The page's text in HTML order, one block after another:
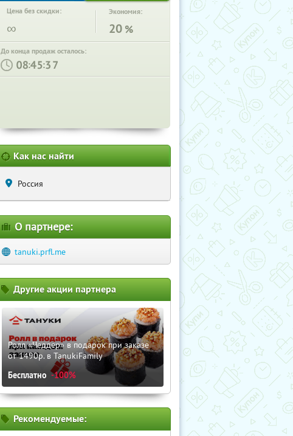
Цена без скидки:
∞
Экономия:
20 %
До конца продаж осталось:
: :
Как нас найти
Россия
О партнере:
tanuki.prfl.me
Другие акции партнера
Ролл «Чеддер» в подарок при заказе
от 1490р. в TanukiFamily
Бесплатно -100%
Рекомендуемые: